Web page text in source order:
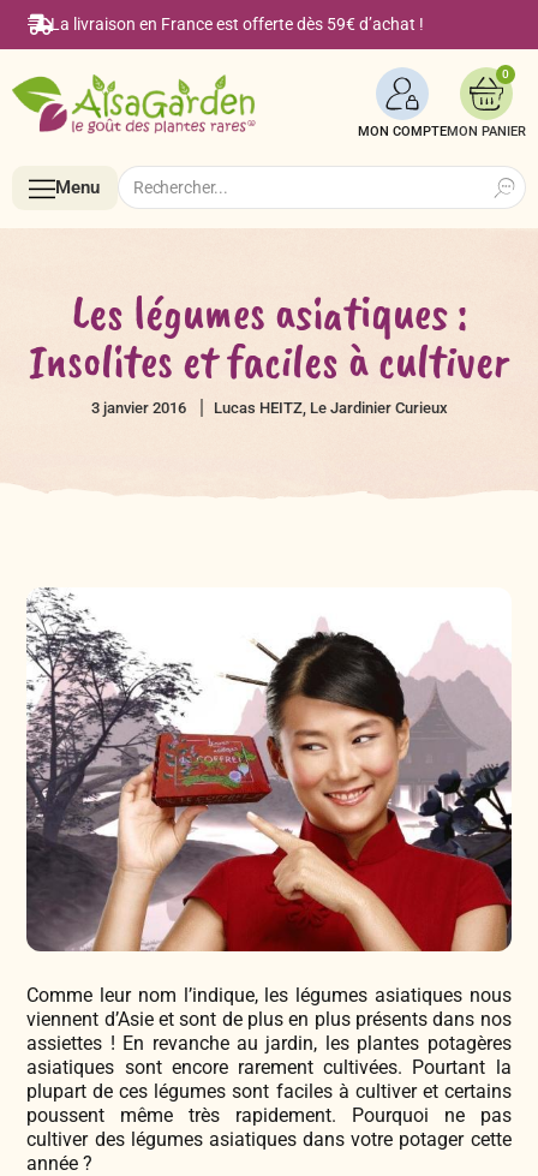
La livraison en France est offerte dès 59€ d’achat !
MON COMPTE
0
Menu
Accueil
Aromatiques & Comestibles
Fleurs, Prairies, Engrais verts
Accesoires de Jardinage
Coffrets & Idées Cadeaux
Tisanes & Infusions BIO
Faire-part à semer
Découvertes végétales
Plantes & Gastronomie
Bricolage & Inspirations
Notre philosophie
Ateliers & Evènements
Visitez notre magasin
Maraichers & Revendeurs
Search
for:
Les légumes asiatiques :
Insolites et faciles à cultiver
3 janvier 2016 Lucas HEITZ, Le Jardinier Curieux
Comme leur nom l’indique, les légumes asiatiques nous
viennent d’Asie et sont de plus en plus présents dans nos
assiettes ! En revanche au jardin, les plantes potagères
asiatiques sont encore rarement cultivées. Pourtant la
plupart de ces légumes sont faciles à cultiver et certains
poussent même très rapidement. Pourquoi ne pas
cultiver des légumes asiatiques dans votre potager cette
année ?